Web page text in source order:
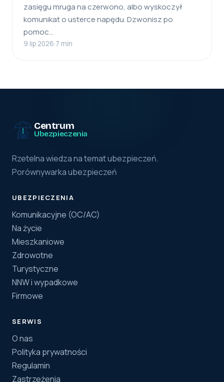
zasięgu mruga na czerwono, albo wyskoczył
komunikat o usterce napędu. Dzwonisz po
pomoc…
9 lip 2026·7 min
Centrum
Ubezpieczenia
Rzetelna wiedza na temat ubezpieczeń.
Porównywarka ubezpieczeń
UBEZPIECZENIA
Komunikacyjne (OC/AC)
Na życie
Mieszkaniowe
Zdrowotne
Turystyczne
NNW i wypadkowe
Firmowe
SERWIS
O nas
Polityka prywatności
Regulamin
Zastrzeżenia